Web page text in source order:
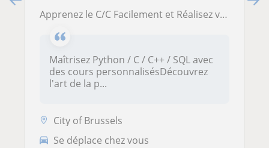
Apprenez le C/C Facilement et Réalisez vos Premiers Projets
Maîtrisez Python / C / C++ / SQL avec
des cours personnalisésDécouvrez
l'art de la p...
City of Brussels
Se déplace chez vous